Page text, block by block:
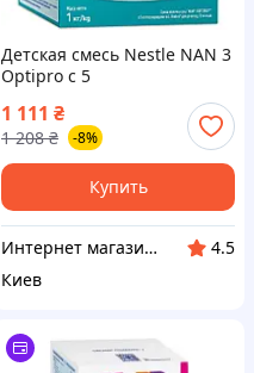
Детская смесь Nestle NAN 3
Optipro с 5
Reuteri от 12 месяцев 1 кг
(1000077) — Доступный
1 111 ₴
1 208 ₴ -8%
Купить
Интернет магазин "Домовичок"
4.5
Киев